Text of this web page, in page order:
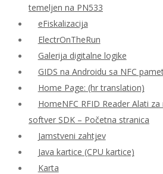
temeljen na PN533
eFiskalizacija
ElectrOnTheRun
Galerija digitalne logike
GIDS na Androidu sa NFC
Home Page: (hr translation)
HomeNFC RFID Reader Alati
softver SDK – Početna stranica
Jamstveni zahtjev
Java kartice (CPU kartice)
Karta